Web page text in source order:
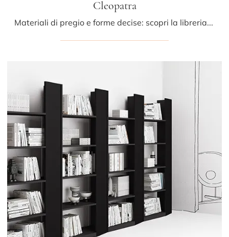
Cleopatra
Materiali di pregio e forme decise: scopri la libreria Cleopatra di Minotti Italia tra le più belle Librerie design divisorie.